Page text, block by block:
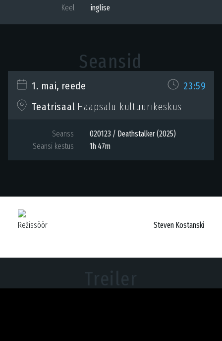
Keel
inglise
Režissöör Steven Kostanski
Seansid
1. mai, reede
23:59
Teatrisaal Haapsalu kultuurikeskus
Seanss
020123 / Deathstalker (2025)
Seansi kestus
1h 47m